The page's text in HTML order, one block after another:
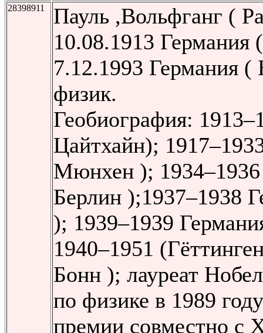
28398911
Пауль ,Вольфганг (
10.08.1913
7.12.1993 Германия
физик.
Геобиография:
Цайтхайн);
Мюнхен ); 1934–1936
Берлин );1937–1938
); 1939–1939
1940–1951
Бонн ); лауреат
по физике в 1989
премии совместно с